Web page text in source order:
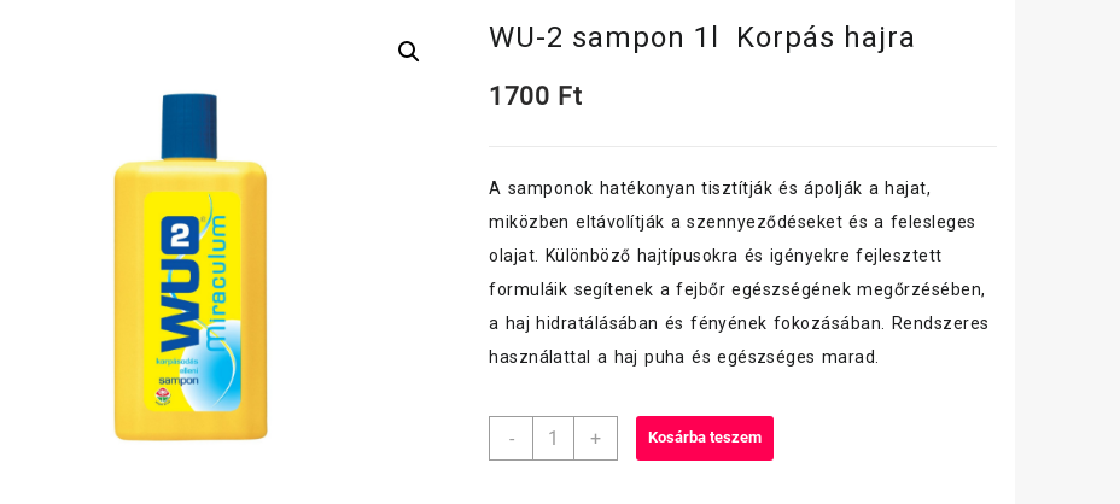
WU-2 sampon 1l Korpás hajra
1700 Ft
A samponok hatékonyan tisztítják és ápolják a hajat,
miközben eltávolítják a szennyeződéseket és a felesleges
olajat. Különböző hajtípusokra és igényekre fejlesztett
formuláik segítenek a fejbőr egészségének megőrzésében,
a haj hidratálásában és fényének fokozásában. Rendszeres
használattal a haj puha és egészséges marad.
-
WU-
+ Kosárba teszem